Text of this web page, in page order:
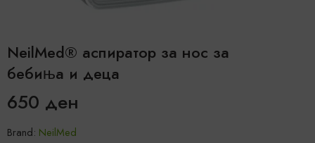
NeilMed® аспиратор за нос за
бебиња и деца
650 ден
Brand: NeilMed